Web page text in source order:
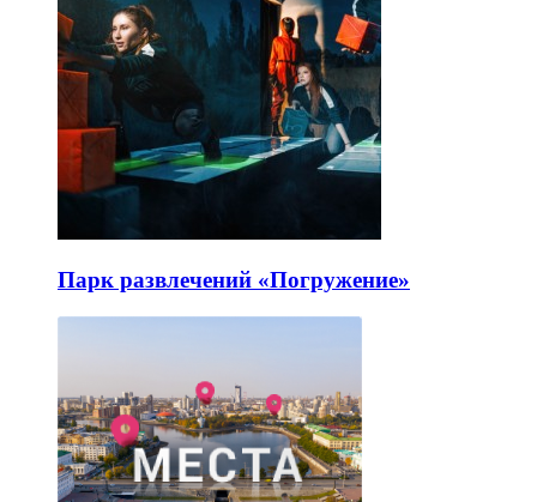
Парк развлечений «Погружение»